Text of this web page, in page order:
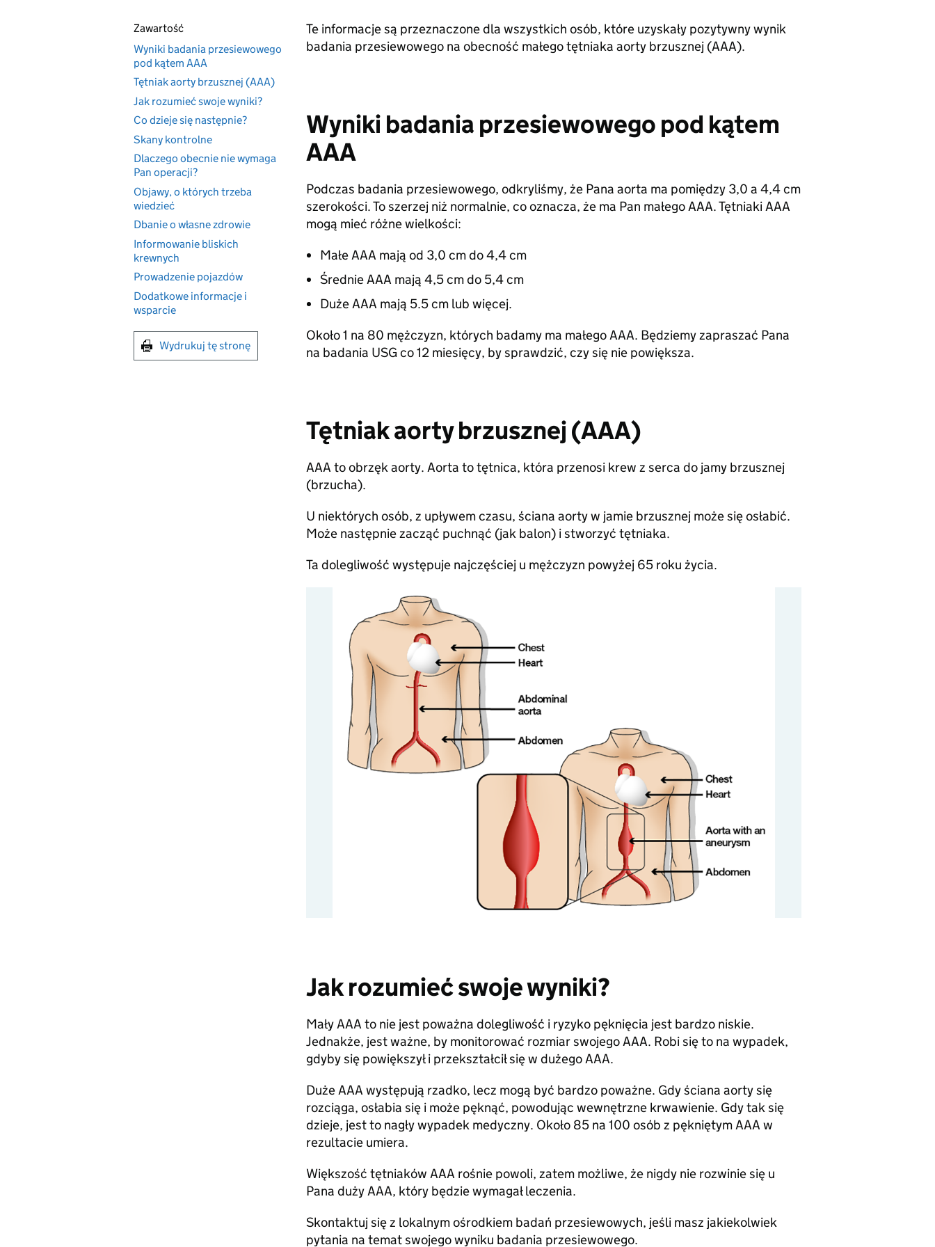
Zawartość
Wyniki badania przesiewowego
pod kątem AAA
Tętniak aorty brzusznej (AAA)
Jak rozumieć swoje wyniki?
Co dzieje się następnie?
Skany kontrolne
Dlaczego obecnie nie wymaga
Pan operacji?
Objawy, o których trzeba
wiedzieć
Dbanie o własne zdrowie
Informowanie bliskich
krewnych
Prowadzenie pojazdów
Dodatkowe informacje i
wsparcie
Wydrukuj tę stronę
Te informacje są przeznaczone dla wszystkich osób, które uzyskały pozytywny wynik
badania przesiewowego na obecność małego tętniaka aorty brzusznej (AAA).
Wyniki badania przesiewowego pod kątem
AAA
Podczas badania przesiewowego, odkryliśmy, że Pana aorta ma pomiędzy 3,0 a 4,4 cm
szerokości. To szerzej niż normalnie, co oznacza, że ma Pan małego AAA. Tętniaki AAA
mogą mieć różne wielkości:
Małe AAA mają od 3,0 cm do 4,4 cm
Średnie AAA mają 4,5 cm do 5,4 cm
Duże AAA mają 5.5 cm lub więcej.
Około 1 na 80 mężczyzn, których badamy ma małego AAA. Będziemy zapraszać Pana
na badania USG co 12 miesięcy, by sprawdzić, czy się nie powiększa.
Tętniak aorty brzusznej (AAA)
AAA to obrzęk aorty. Aorta to tętnica, która przenosi krew z serca do jamy brzusznej
(brzucha).
U niektórych osób, z upływem czasu, ściana aorty w jamie brzusznej może się osłabić.
Może następnie zacząć puchnąć (jak balon) i stworzyć tętniaka.
Ta dolegliwość występuje najczęściej u mężczyzn powyżej 65 roku życia.
Jak rozumieć swoje wyniki?
Mały AAA to nie jest poważna dolegliwość i ryzyko pęknięcia jest bardzo niskie.
Jednakże, jest ważne, by monitorować rozmiar swojego AAA. Robi się to na wypadek,
gdyby się powiększył i przekształcił się w dużego AAA.
Duże AAA występują rzadko, lecz mogą być bardzo poważne. Gdy ściana aorty się
rozciąga, osłabia się i może pęknąć, powodując wewnętrzne krwawienie. Gdy tak się
dzieje, jest to nagły wypadek medyczny. Około 85 na 100 osób z pękniętym AAA w
rezultacie umiera.
Większość tętniaków AAA rośnie powoli, zatem możliwe, że nigdy nie rozwinie się u
Pana duży AAA, który będzie wymagał leczenia.
Skontaktuj się z lokalnym ośrodkiem badań przesiewowych, jeśli masz jakiekolwiek
pytania na temat swojego wyniku badania przesiewowego.